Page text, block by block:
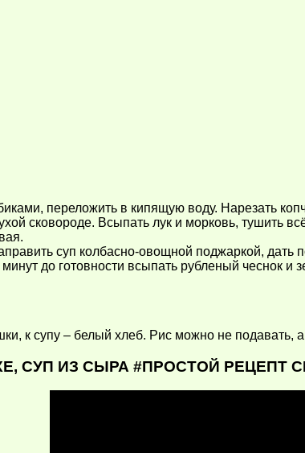
переложить в кипящую воду. Нарезать
сковороде. Всыпать лук и морковь, тушить
суп колбасно-овощной поджаркой, дать
до готовности всыпать рубленый чеснок и
к супу – белый хлеб. Рис можно не
СУП ИЗ СЫРА #ПРОСТОЙ РЕЦЕПТ